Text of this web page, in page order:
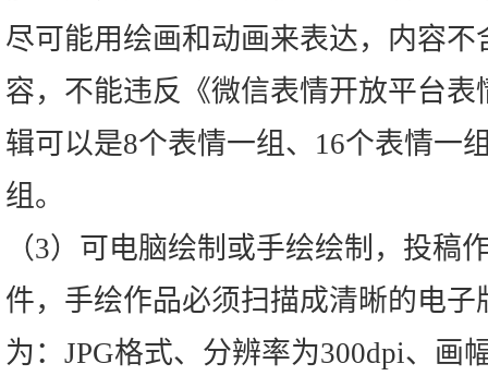
尽可能用绘画和动画来表达，内容
容，不能违反《微信表情开放平台
辑可以是8个表情一组、16个表情一
组。
（3）可电脑绘制或手绘绘制，投稿
件，手绘作品必须扫描成清晰的电
为：JPG格式、分辨率为300dpi、画